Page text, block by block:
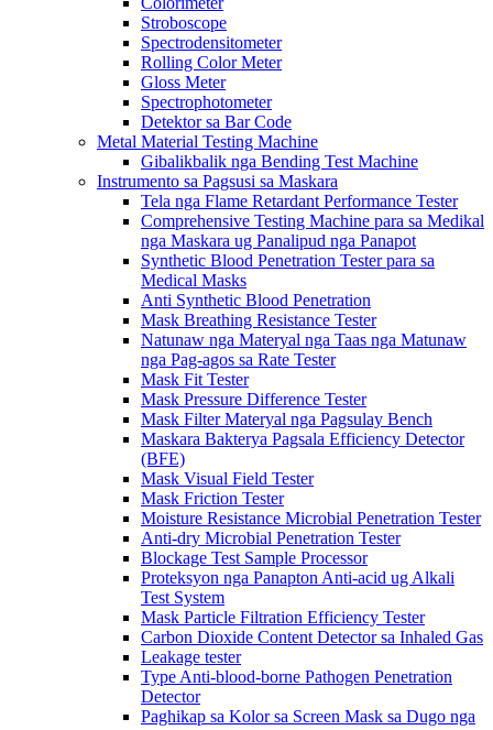
Stroboscope
Spectrodensitometer
Rolling Color Meter
Gloss Meter
Spectrophotometer
Detektor sa Bar Code
Metal Material Testing Machine
Gibalikbalik nga Bending Test Machine
Instrumento sa Pagsusi sa Maskara
Tela nga Flame Retardant Performance Tester
Comprehensive Testing Machine para sa Medikal
nga Maskara ug Panalipud nga Panapot
Synthetic Blood Penetration Tester para sa
Medical Masks
Anti Synthetic Blood Penetration
Mask Breathing Resistance Tester
Natunaw nga Materyal nga Taas nga Matunaw
nga Pag-agos sa Rate Tester
Mask Fit Tester
Mask Pressure Difference Tester
Mask Filter Materyal nga Pagsulay Bench
Maskara Bakterya Pagsala Efficiency Detector
(BFE)
Mask Visual Field Tester
Mask Friction Tester
Moisture Resistance Microbial Penetration Tester
Anti-dry Microbial Penetration Tester
Blockage Test Sample Processor
Proteksyon nga Panapton Anti-acid ug Alkali
Test System
Mask Particle Filtration Efficiency Tester
Carbon Dioxide Content Detector sa Inhaled Gas
Leakage tester
Type Anti-blood-borne Pathogen Penetration
Detector
Paghikap sa Kolor sa Screen Mask sa Dugo nga